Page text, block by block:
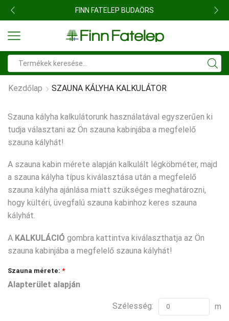
FINN FATELEP BUDAÖRS
input
Kezdőlap SZAUNA KÁLYHA KALKULÁTOR
Szauna kályha kalkulátorunk használatával egyszerűen ki
tudja választani az Ön szauna kabinjába a megfelelő
szauna kályhát!
A szauna kabin mérete alapján kalkulált légköbméter, majd
a szauna kályha típus kiválasztása után a megfelelő
szauna kályha ajánlása miatt szükséges meghatározni,
hogy kültéri, üvegfalú szauna kabinhoz keres szauna
kályhát.
A KALKULÁCIÓ gombra kattintva kiválaszthatja az Ön
szauna kabinjába a megfelelő szauna kályhát!
Szauna mérete: *
Alapterület alapján
Szélesség: m